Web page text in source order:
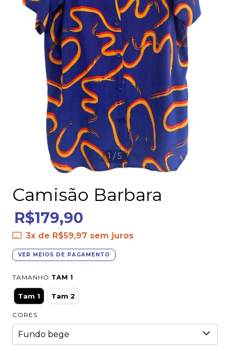
1 /5
Camisão Barbara
R$179,90
3x de R$59,97 sem juros
VER MEIOS DE PAGAMENTO
TAMANHO TAM 1
Tam 1 Tam 2
CORES